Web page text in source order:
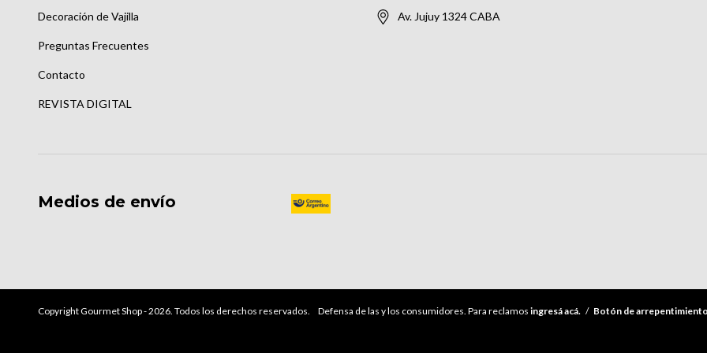
Decoración de Vajilla
Preguntas Frecuentes
Contacto
REVISTA DIGITAL
Av. Jujuy 1324 CABA
Medios de envío
Copyright Gourmet Shop - 2026. Todos los derechos reservados. Defensa de las y los consumidores. Para reclamos ingresá acá. / Botón de